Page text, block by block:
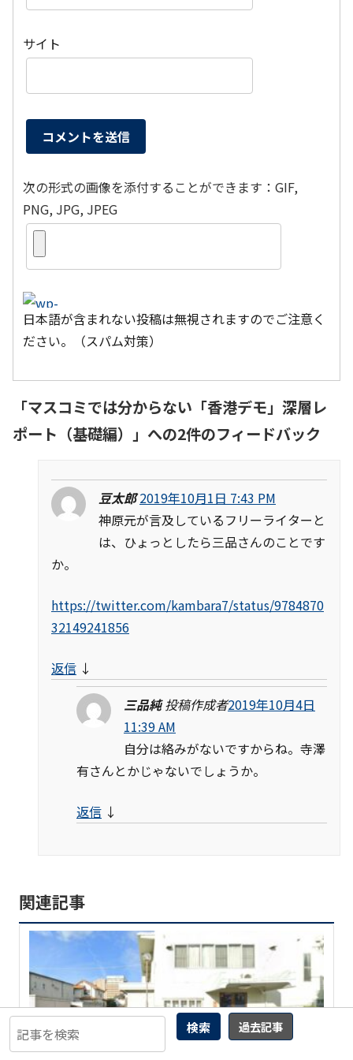
検索 過去記事
サイト
次の形式の画像を添付することができます：GIF,
PNG, JPG, JPEG
日本語が含まれない投稿は無視されますのでご注意く
ださい。（スパム対策）
「マスコミでは分からない「香港デモ」深層レ
ポート（基礎編） 」への2件のフィードバック
豆太郎 2019年10月1日 7:43 PM
神原元が言及しているフリーライターと
は、ひょっとしたら三品さんのことです
か。
https://twitter.com/kambara7/status/9784870
32149241856
返信 ↓
三品純 投稿作成者2019年10月4日
11:39 AM
自分は絡みがないですからね。寺澤
有さんとかじゃないでしょうか。
返信 ↓
関連記事